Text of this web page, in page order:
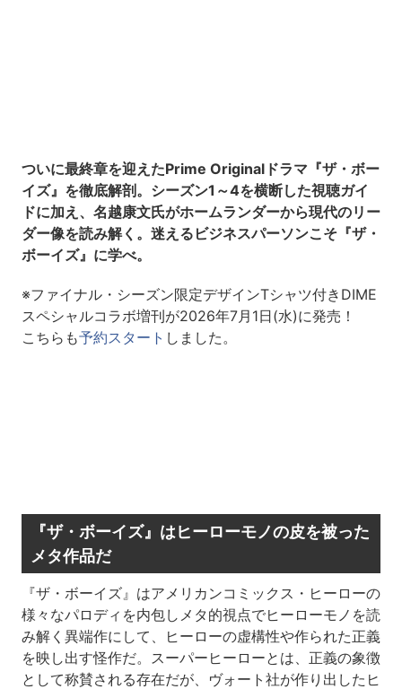
ついに最終章を迎えたPrime Originalドラマ『ザ・ボー
イズ』を徹底解剖。シーズン1～4を横断した視聴ガイ
ドに加え、名越康文氏がホームランダーから現代のリー
ダー像を読み解く。迷えるビジネスパーソンこそ『ザ・
ボーイズ』に学べ。
※ファイナル・シーズン限定デザインTシャツ付きDIME
スペシャルコラボ増刊が2026年7月1日(水)に発売！
こちらも予約スタート しました。
『ザ・ボーイズ』はヒーローモノの皮を被った
メタ作品だ
『ザ・ボーイズ』はアメリカンコミックス・ヒーローの
様々なパロディを内包しメタ的視点でヒーローモノを読
み解く異端作にして、ヒーローの虚構性や作られた正義
を映し出す怪作だ。スーパーヒーローとは、正義の象徴
として称賛される存在だが、ヴォート社が作り出したヒ